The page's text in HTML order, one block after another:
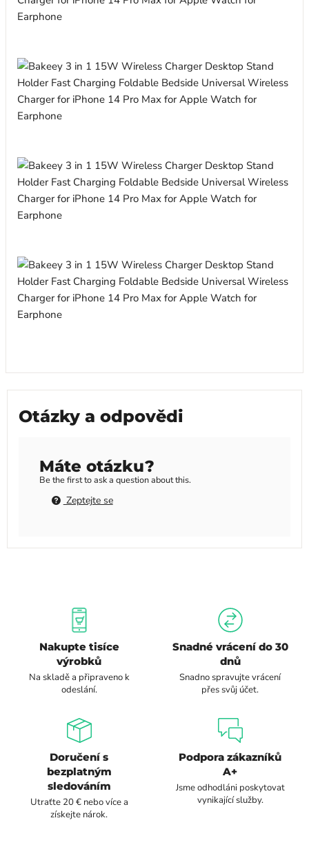
Otázky a odpovědi
Máte otázku?
Be the first to ask a question about this.
Zeptejte se
Nakupte tisíce
výrobků
Na skladě a připraveno k
odeslání.
Snadné vrácení do 30
dnů
Snadno spravujte vrácení
přes svůj účet.
Doručení s
bezplatným
sledováním
Utraťte 20 € nebo více a
získejte nárok.
Podpora zákazníků
A+
Jsme odhodláni poskytovat
vynikající služby.